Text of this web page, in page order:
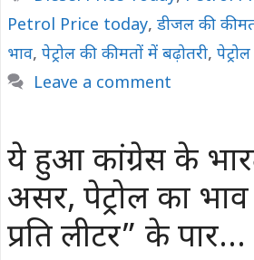
Petrol Price today, डीजल की
भाव, पेट्रोल की कीमतों में बढ़ोतरी,
Leave a comment
ये हुआ कांग्रेस के
असर, पेट्रोल का
प्रति लीटर” के पार…